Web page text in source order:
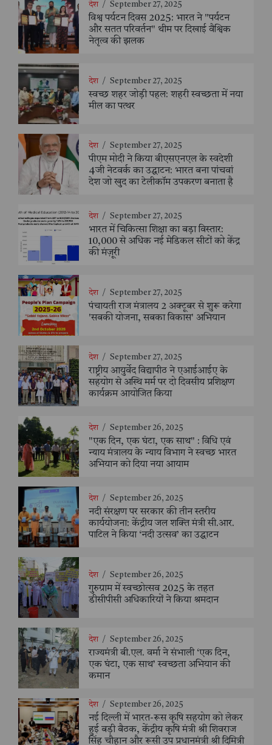
देश / September 27, 2025
विश्व पर्यटन दिवस 2025: भारत ने "पर्यटन
और सतत परिवर्तन" थीम पर दिखाई वैश्विक
नेतृत्व की झलक
देश / September 27, 2025
स्वच्छ शहर जोड़ी पहल: शहरी स्वच्छता में नया
मील का पत्थर
देश / September 27, 2025
पीएम मोदी ने किया बीएसएनएल के स्वदेशी
4जी नेटवर्क का उद्घाटन: भारत बना पांचवां
देश जो खुद का टेलीकॉम उपकरण बनाता है
देश / September 27, 2025
भारत में चिकित्सा शिक्षा का बड़ा विस्तार:
10,000 से अधिक नई मेडिकल सीटों को केंद्र
की मंज़ूरी
देश / September 27, 2025
पंचायती राज मंत्रालय 2 अक्टूबर से शुरू करेगा
'सबकी योजना, सबका विकास' अभियान
देश / September 27, 2025
राष्ट्रीय आयुर्वेद विद्यापीठ ने एआईआईए के
सहयोग से अस्थि मर्म पर दो दिवसीय प्रशिक्षण
कार्यक्रम आयोजित किया
देश / September 26, 2025
"एक दिन, एक घंटा, एक साथ" : विधि एवं
न्याय मंत्रालय के न्याय विभाग ने स्वच्छ भारत
अभियान को दिया नया आयाम
देश / September 26, 2025
नदी संरक्षण पर सरकार की तीन स्तरीय
कार्ययोजना: केंद्रीय जल शक्ति मंत्री सी.आर.
पाटिल ने किया ‘नदी उत्सव’ का उद्घाटन
देश / September 26, 2025
गुरुग्राम में स्वच्छोत्सव 2025 के तहत
डीसीपीसी अधिकारियों ने किया श्रमदान
देश / September 26, 2025
राज्यमंत्री बी.एल. वर्मा ने संभाली ‘एक दिन,
एक घंटा, एक साथ’ स्वच्छता अभियान की
कमान
देश / September 26, 2025
नई दिल्ली में भारत-रूस कृषि सहयोग को लेकर
हुई बड़ी बैठक, केंद्रीय कृषि मंत्री श्री शिवराज
सिंह चौहान और रूसी उप प्रधानमंत्री श्री दिमित्री